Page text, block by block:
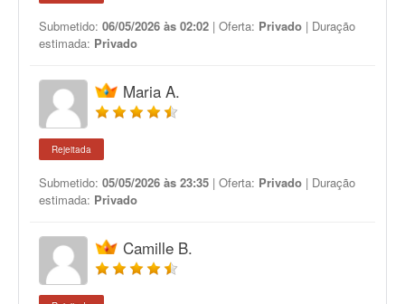
Submetido: 06/05/2026 às 02:02 | Oferta: Privado | Duração
estimada: Privado
Maria A.
Rejeitada
Submetido: 05/05/2026 às 23:35 | Oferta: Privado | Duração
estimada: Privado
Camille B.